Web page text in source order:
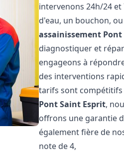
intervenons 24h/24
d'eau, un bouchon,
assainissement
diagnostiquer et
engageons à
des interventions
tarifs sont compétitifs
Pont Saint Esprit,
offrons une garantie
également fière de
note de 4,